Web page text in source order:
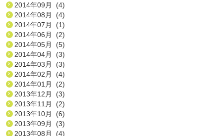
2014年09月 (4)
2014年08月 (4)
2014年07月 (1)
2014年06月 (2)
2014年05月 (5)
2014年04月 (3)
2014年03月 (3)
2014年02月 (4)
2014年01月 (2)
2013年12月 (3)
2013年11月 (2)
2013年10月 (6)
2013年09月 (3)
2013年08月 (4)